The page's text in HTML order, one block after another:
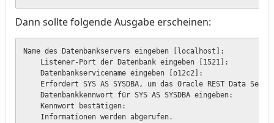
Dann sollte folgende Ausgabe erscheinen:
Name des Datenbankservers eingeben [localhost]:
    Listener-Port der Datenbank eingeben [1521]:
    Datenbankservicename eingeben [o12c2]:
Erfordert SYS AS SYSDBA, um das Oracle REST Data
    Datenbankkennwort für SYS AS SYSDBA eingeben:
    Kennwort bestätigen:
    Informationen werden abgerufen.